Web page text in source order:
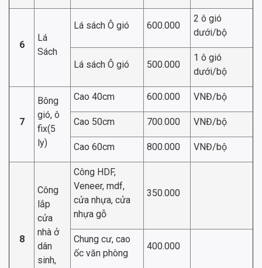
6
Lá
Sách
Lá sách Ô gió 600.000
2 ô gió
dưới/bộ
Lá sách Ô gió 500.000
1 ô gió
dưới/bộ
7
Bông
gió, ô
fix(5
ly)
Cao 40cm 600.000 VNĐ/bộ
Cao 50cm 700.000 VNĐ/bộ
Cao 60cm 800.000 VNĐ/bộ
8
Công
lắp
cửa
nhà ở
dân
sinh,
Công HDF,
Veneer, mdf,
cửa nhựa, cửa
nhựa gỗ
350.000
Chung cư, cao
ốc văn phòng
400.000